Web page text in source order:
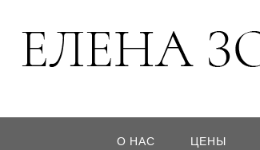
О НАС ЦЕНЫ